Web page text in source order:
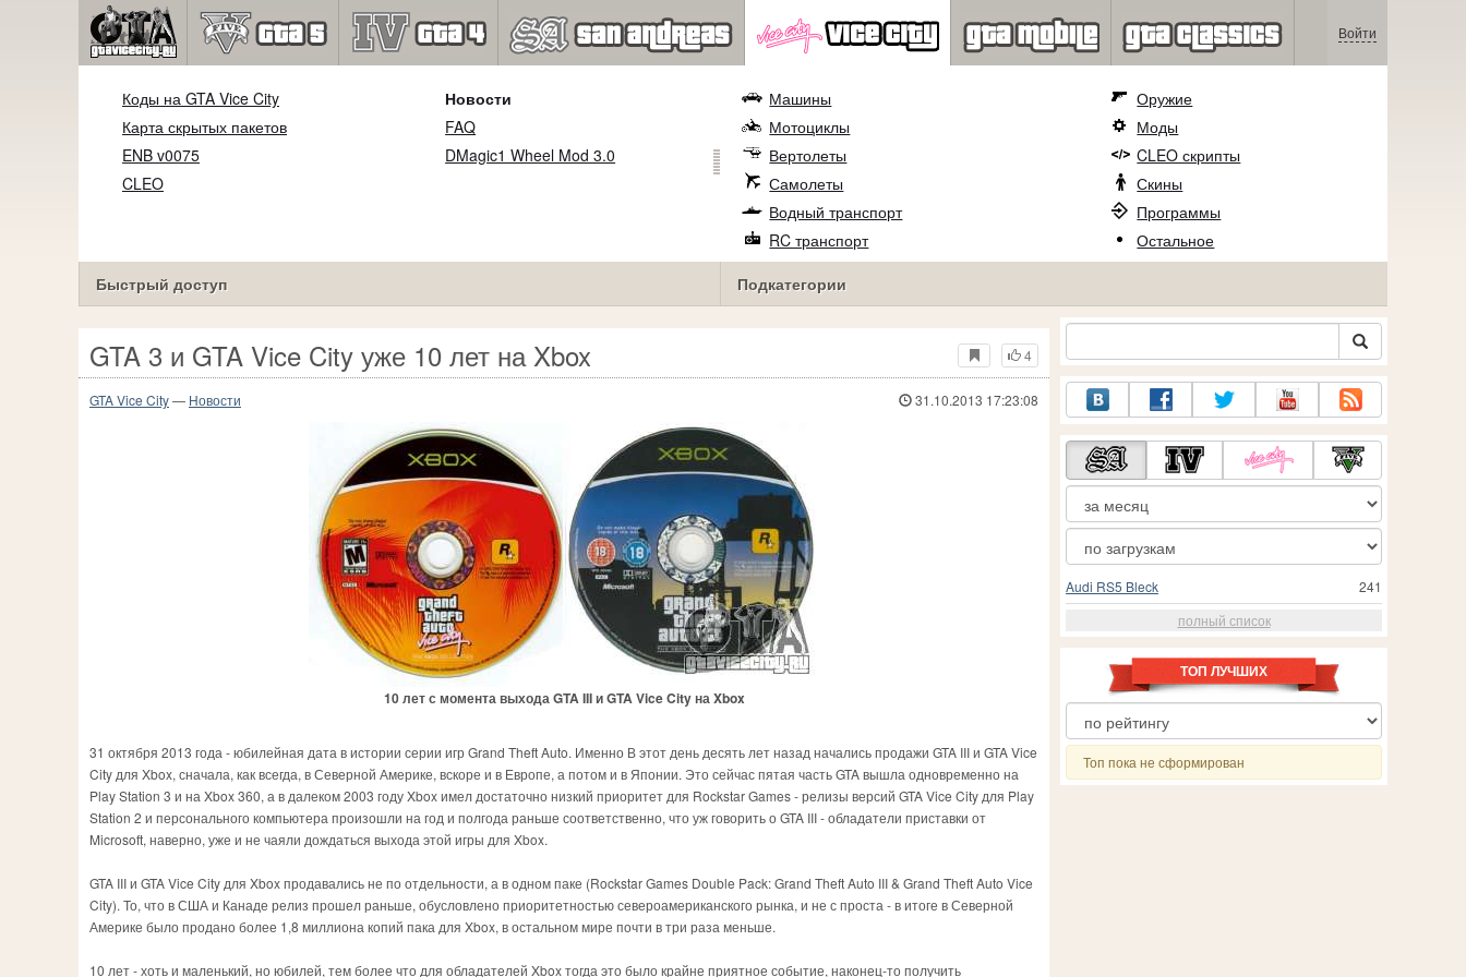
Войти
Коды на GTA Vice City
Карта скрытых пакетов
ENB v0075
CLEO
Новости
FAQ
DMagic1 Wheel Mod 3.0
Быстрый доступ
Машины
Мотоциклы
Вертолеты
Самолеты
Водный транспорт
RC транспорт
Оружие
Моды
CLEO скрипты
Скины
Программы
Остальное
Подкатегории
4
GTA 3 и GTA Vice City уже 10 лет на Xbox
GTA Vice City— Новости 31.10.2013 17:23:08
10 лет с момента выхода GTA III и GTA Vice City на Xbox
31 октября 2013 года - юбилейная дата в истории серии игр Grand Theft Auto. Именно В этот день десять лет назад начались продажи GTA III и GTA Vice
City для Xbox, сначала, как всегда, в Северной Америке, вскоре и в Европе, а потом и в Японии. Это сейчас пятая часть GTA вышла одновременно на
Play Station 3 и на Xbox 360, а в далеком 2003 году Xbox имел достаточно низкий приоритет для Rockstar Games - релизы версий GTA Vice City для Play
Station 2 и персонального компьютера произошли на год и полгода раньше соответственно, что уж говорить о GTA III - обладатели приставки от
Microsoft, наверно, уже и не чаяли дождаться выхода этой игры для Xbox.
GTA III и GTA Vice City для Xbox продавались не по отдельности, а в одном паке (Rockstar Games Double Pack: Grand Theft Auto III & Grand Theft Auto Vice
City). То, что в США и Канаде релиз прошел раньше, обусловлено приоритетностью североамериканского рынка, и не с проста - в итоге в Северной
Америке было продано более 1,8 миллиона копий пака для Xbox, в остальном мире почти в три раза меньше.
10 лет - хоть и маленький, но юбилей, тем более что для обладателей Xbox тогда это было крайне приятное событие, наконец-то получить
241
Audi RS5 Bleck
полный список
ТОП ЛУЧШИХ
Топ пока не сформирован